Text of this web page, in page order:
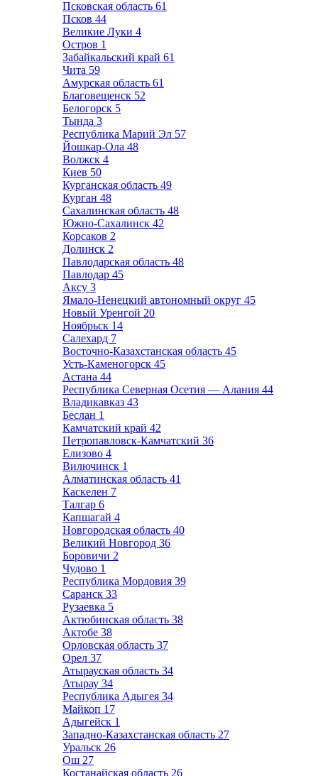
Псковская область 61
Псков 44
Великие Луки 4
Остров 1
Забайкальский край 61
Чита 59
Амурская область 61
Благовещенск 52
Белогорск 5
Тында 3
Республика Марий Эл 57
Йошкар-Ола 48
Волжск 4
Киев 50
Курганская область 49
Курган 48
Сахалинская область 48
Южно-Сахалинск 42
Корсаков 2
Долинск 2
Павлодарская область 48
Павлодар 45
Аксу 3
Ямало-Ненецкий автономный округ 45
Новый Уренгой 20
Ноябрьск 14
Салехард 7
Восточно-Казахстанская область 45
Усть-Каменогорск 45
Астана 44
Республика Северная Осетия — Алания 44
Владикавказ 43
Беслан 1
Камчатский край 42
Петропавловск-Камчатский 36
Елизово 4
Вилючинск 1
Алматинская область 41
Каскелен 7
Талгар 6
Капшагай 4
Новгородская область 40
Великий Новгород 36
Боровичи 2
Чудово 1
Республика Мордовия 39
Саранск 33
Рузаевка 5
Актюбинская область 38
Актобе 38
Орловская область 37
Орел 37
Атырауская область 34
Атырау 34
Республика Адыгея 34
Майкоп 17
Адыгейск 1
Западно-Казахстанская область 27
Уральск 26
Ош 27
Костанайская область 26